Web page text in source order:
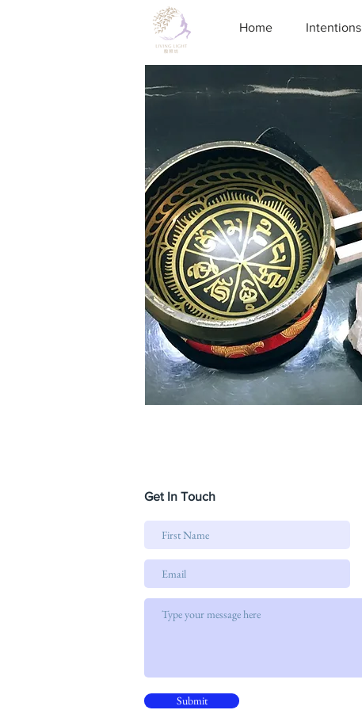
Home Intentions
Get In Touch
Submit